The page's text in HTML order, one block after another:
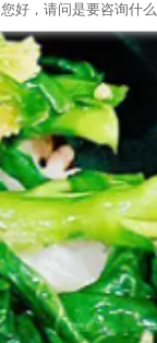
您好，请问是要咨询什